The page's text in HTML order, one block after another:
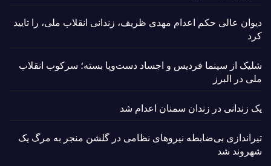
دیوان عالی حکم اعدام مهدی ظریف، زندانی انقلاب ملی، را تایید
کرد
شلیک از سینما فردیس و اجساد دست‌وپا بسته؛ سرکوب انقلاب
ملی در البرز
یک زندانی در زندان سمنان اعدام شد
تیراندازی بی‌ضابطه نیروهای نظامی در گلشن منجر به مرگ یک
شهروند شد